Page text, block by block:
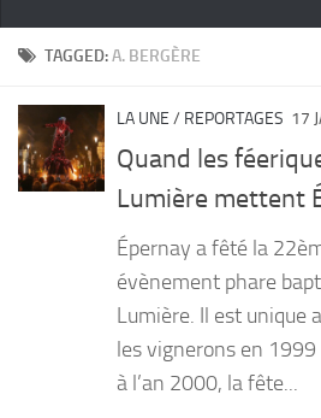
ACTUALITÉ
PORTRAITS
LIVRES
Desserts
TAGGED:A. BERGÈRE
LA UNE / REPORTAGES 17
Quand les
Lumière mettent
Épernay a fêté la
évènement phare
Lumière. Il est unique
les vignerons en
à l’an 2000, la fête...